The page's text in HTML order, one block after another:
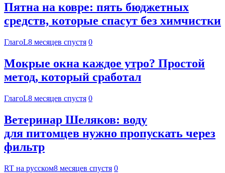
Пятна на ковре: пять бюджетных
средств, которые спасут без химчистки
ГлагоL8 месяцев спустя 0
Мокрые окна каждое утро? Простой
метод, который сработал
ГлагоL8 месяцев спустя 0
Ветеринар Шеляков: воду
для питомцев нужно пропускать через
фильтр
RT на русском8 месяцев спустя 0